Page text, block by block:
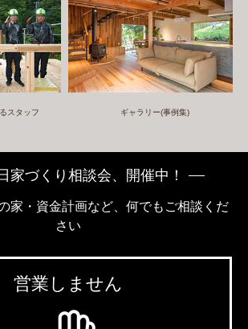
スタッフ ギャラリー(事例集)
家づくり相談会、開催中！
家・資金計画など、何でもご相談くだ
さい
営業しません